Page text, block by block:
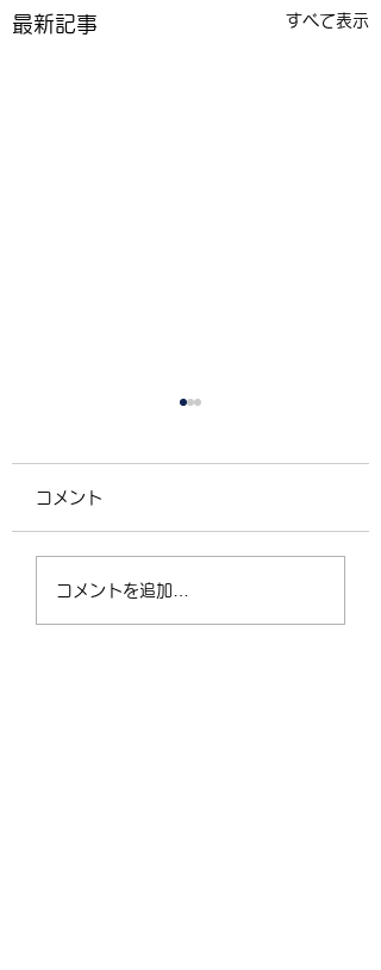
最新記事 すべて表示
4/2（木）18:30〜
21:00 フリークラス
コメント
コメントを追加…